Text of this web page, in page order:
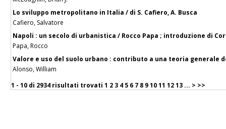
Lo sviluppo metropolitano in Italia / di S. Cafiero, A. Busca
Cafiero, Salvatore
Napoli : un secolo di urbanistica / Rocco Papa ; introduzione di
Papa, Rocco
Valore e uso del suolo urbano : contributo a una teoria generale
Alonso, William
1 - 10 di 2934 risultati trovati 1 2 3 4 5 6 7 8 91011 1213 ... > >>